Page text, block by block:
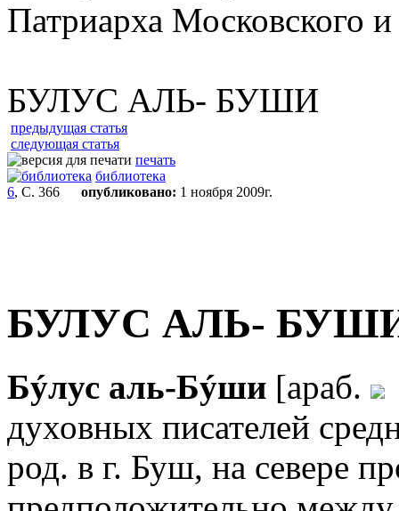
Патриарха Московского
БУЛУС АЛЬ- БУШИ
предыдущая статья
следующая статья
печать
библиотека
6, С. 366 опубликовано: 1 ноября 2009г.
БУЛУС АЛЬ-
Бýлус аль-Бýши [араб.
духовных писателей
род. в г. Буш, на севере